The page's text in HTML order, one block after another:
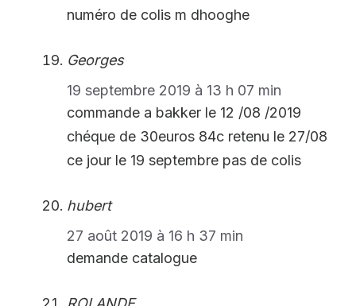
numéro de colis m dhooghe
Georges
19 septembre 2019 à 13 h 07 min
commande a bakker le 12 /08 /2019
chéque de 30euros 84c retenu le 27/08
ce jour le 19 septembre pas de colis
hubert
27 août 2019 à 16 h 37 min
demande catalogue